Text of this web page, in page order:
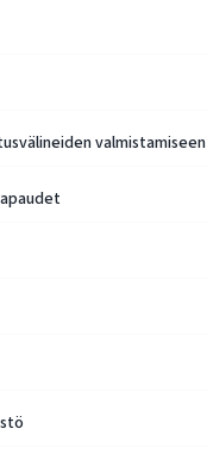
valmistamiseen